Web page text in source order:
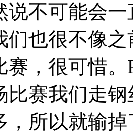
说不可能会
们也很不像
赛，很可惜
比赛我们走
，所以就输